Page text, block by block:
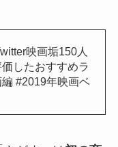
映画垢150人
したおすすめラ
#2019年映画ベ